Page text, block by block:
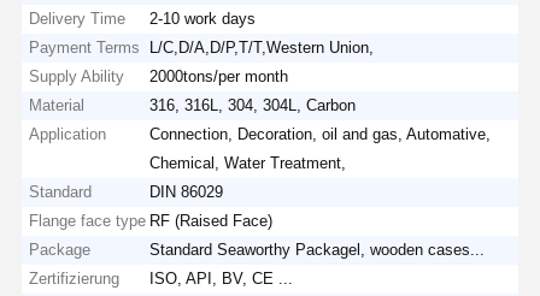
Delivery Time
2-10 work days
Payment Terms
L/C,D/A,D/P,T/T,Western Union,
Supply Ability
2000tons/per month
Material
316, 316L, 304, 304L, Carbon
Application
Connection, Decoration, oil and gas, Automative,
Chemical, Water Treatment,
Standard
DIN 86029
Flange face type RF (Raised Face)
Package
Standard Seaworthy Packagel, wooden cases...
Zertifizierung
ISO, API, BV, CE ...